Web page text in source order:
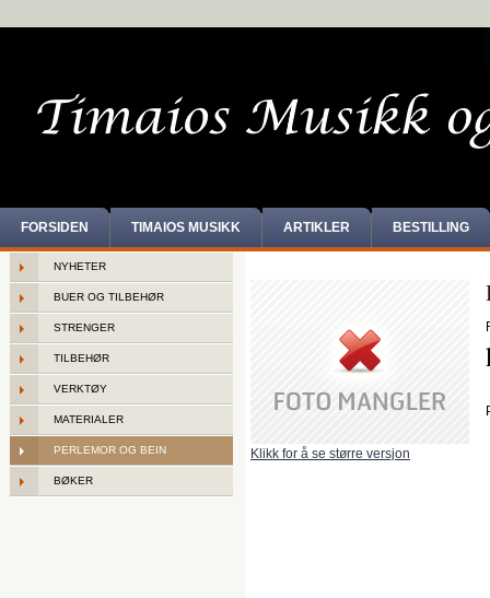
FORSIDEN TIMAIOS MUSIKK ARTIKLER BESTILLING
NYHETER
BUER OG TILBEHØR
STRENGER
TILBEHØR
VERKTØY
MATERIALER
PERLEMOR OG BEIN
BØKER
Klikk for å se større versjon